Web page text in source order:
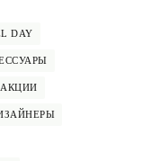
DAY